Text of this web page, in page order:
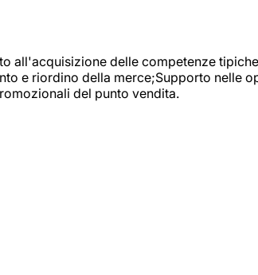
all'acquisizione delle competenze
e riordino della merce;Supporto nelle
del punto vendita.